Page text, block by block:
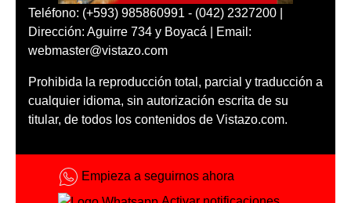
Teléfono: (+593) 985860991 - (042) 2327200 |
Dirección: Aguirre 734 y Boyacá | Email:
webmaster@vistazo.com
Prohibida la reproducción total, parcial y traducción a
cualquier idioma, sin autorización escrita de su
titular, de todos los contenidos de Vistazo.com.
Empieza a seguirnos ahora